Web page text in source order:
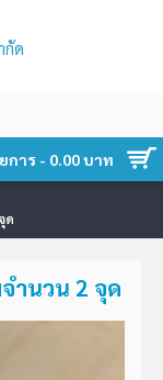
การ - 0.00 บาท
ด
ำนวน 2 จุด